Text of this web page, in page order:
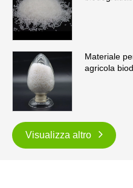
Materiale
agricola
Visualizza altro